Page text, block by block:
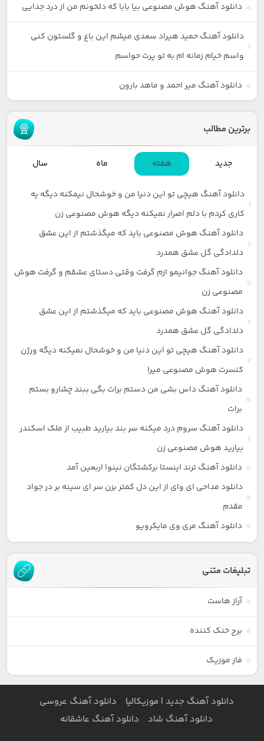
دانلود آهنگ هوش مصنوعی بیا بابا که دلخونم من از درد جدایی
دانلود آهنگ حمید هیراد سعدی میشم این باغ و گلستون کنی
واسم خیام زمانه ام به تو پرت حواسم
دانلود آهنگ میر احمد و ماهد بارون
برترین مطالب
جدید هفته ماه سال
دانلود آهنگ هیچی تو این دنیا من و خوشحال نیمکنه دیگه یه
کاری کردم با دلم اصرار نمیکنه دیگه هوش مصنوعی زن
دانلود آهنگ هوش مصنوعی باید که میگذشتم از این عشق
دلدادگی گل عشق همدرد
دانلود آهنگ جوانیمو ازم گرفت وقتی دستای عشقم و گرفت هوش
مصنوعی زن
دانلود آهنگ هوش مصنوعی باید که میگذشتم از این عشق
دلدادگی گل عشق همدرد
دانلود آهنگ هیچی تو این دنیا من و خوشحال نمیکنه دیگه ورژن
کنسرت هوش مصنوعی میرا
دانلود آهنگ داس بشی من دستم برات بگی ببند چشارو بستم
برات
دانلود آهنگ سروم درد میکنه سر بند بیارید طبیب از ملک اسکندر
بیارید هوش مصنوعی زن
دانلود آهنگ ترند اینستا برکشتگان نینوا اربعین آمد
دانلود مداحی ای وای از این دل کمتر بزن سر ای سینه بر در جواد
مقدم
دانلود آهنگ مری وی مایکرویو
تبلیغات متنی
آراز هاست
برج خنک کننده
فاز موزیک
دانلود آهنگ جدید | موزیکالیا
دانلود آهنگ عروسی
دانلود آهنگ شاد
دانلود آهنگ عاشقانه